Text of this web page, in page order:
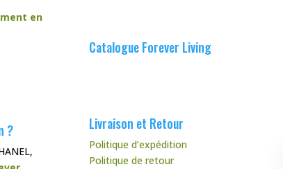
en
?
Catalogue Forever Living
Livraison et Retour
Politique d’expédition
Politique de retour